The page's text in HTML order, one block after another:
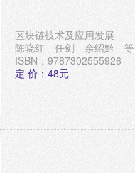
区块链技术及应用发展
陈晓红 任剑 余绍黔 等
ISBN：9787302555926
定 价：48元